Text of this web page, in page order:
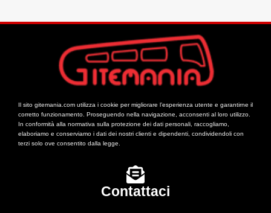
Il sito gitemania.com utilizza i cookie per migliorare l’esperienza utente e garantirne il
corretto funzionamento. Proseguendo nella navigazione, acconsenti al loro utilizzo.
In conformità alla normativa sulla protezione dei dati personali, raccogliamo,
elaboriamo e conserviamo i dati dei nostri clienti e dipendenti, condividendoli con
terzi solo ove consentito dalla legge.
Contattaci